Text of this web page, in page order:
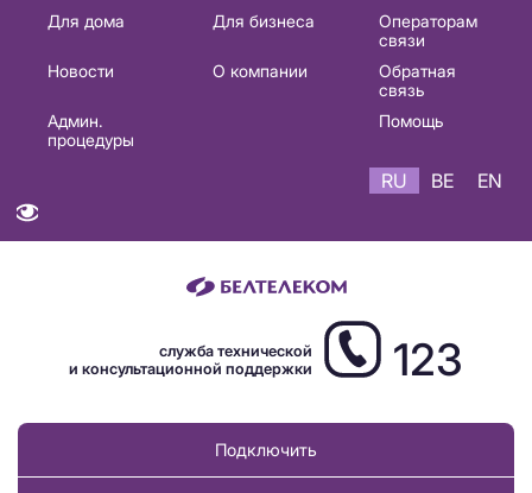
Основная
навигация
Для дома Для бизнеса
Операторам
связи
Новости
О компании
Обратная
связь
Админ.
процедуры
Помощь
RU BE EN
служба технической
и консультационной поддержки
123
Подключить